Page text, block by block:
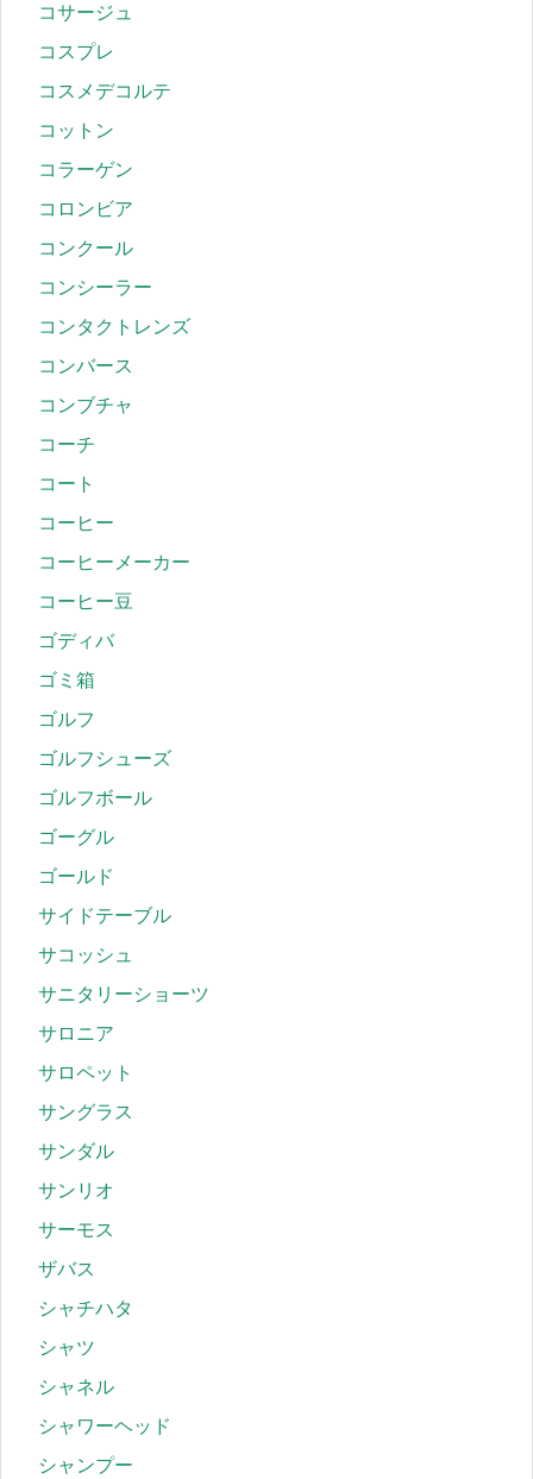
コサージュ
コスプレ
コスメデコルテ
コットン
コラーゲン
コロンビア
コンクール
コンシーラー
コンタクトレンズ
コンバース
コンブチャ
コーチ
コート
コーヒー
コーヒーメーカー
コーヒー豆
ゴディバ
ゴミ箱
ゴルフ
ゴルフシューズ
ゴルフボール
ゴーグル
ゴールド
サイドテーブル
サコッシュ
サニタリーショーツ
サロニア
サロペット
サングラス
サンダル
サンリオ
サーモス
ザバス
シャチハタ
シャツ
シャネル
シャワーヘッド
シャンプー